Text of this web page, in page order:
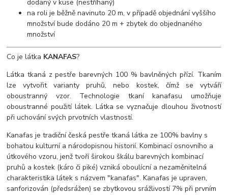
dodaný v kuse (nestříhaný)
na roli je běžně navinuto 20 m, v případě objednání vyššího
množství bude dodáno 20 m + zbytek do objednaného
množství
Co je látka KANAFAS?
Látka tkaná z pestře barevných 100 % bavlněných přízí. Tkaním
lze vytvořit varianty pruhů, nebo kostek, čímž se vytváří
oboustranný vzor. Technologie tkaní kanafasu umožňuje
oboustranné použití látek. Látka se vyznačuje dlouhou životností
při uchování svých prvotních vlastností.
Kanafas je tradiční česká pestře tkaná látka ze 100% bavlny s
bohatou kulturní a národopisnou historií. Kombinací osnovního a
útkového vzoru, jenž tvoří širokou škálu barevných kombinací
pruhů a kostek (káro či piké) vzniká oboulícní a nezaměnitelná
charakteristika látek s názvem "kanafas". Kanafas je upraven,
sanforizován (předsrážen) se zbytkovou srážlivostí 7% při prvním